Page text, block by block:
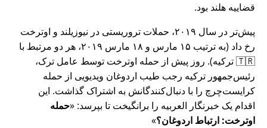
قضاییه هلند بود.
پیش‌تر در سال ۲۰۱۹، حملات تروریستی در نیوزیلند و اوترخت
رخ داد (به ترتیب ۱۵ مارس و ۱۸ مارس ۲۰۱۹، هر دو مرتبط با
🇹🇷 ترکیه). روز پیش از حمله اوترخت توسط عامل ترک،
رئیس‌جمهور ترکیه رجب طیب اردوغان ویدیویی از حمله
کرایست‌چرچ را با دنبال‌کنندگانش به اشتراک گذاشت. این
اقدام یک خبرنگار العربیه را برانگیخت تا بپرسد: حمله
اوترخت: ارتباط اردوغان؟